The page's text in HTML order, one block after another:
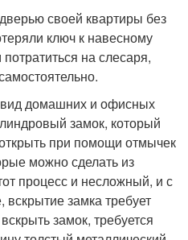
своей квартиры без
ключ к навесному
на слесаря,
домашних и офисных
замок, который
при помощи отмычек
можно сделать из
процесс и несложный, и с
замка требует
замок, требуется